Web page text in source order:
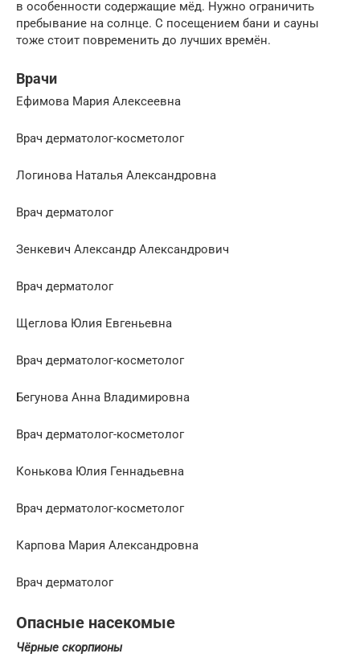
в особенности содержащие мёд. Нужно ограничить
пребывание на солнце. С посещением бани и сауны
тоже стоит повременить до лучших времён.
Врачи
Ефимова Мария Алексеевна
Врач дерматолог-косметолог
Логинова Наталья Александровна
Врач дерматолог
Зенкевич Александр Александрович
Врач дерматолог
Щеглова Юлия Евгеньевна
Врач дерматолог-косметолог
Бегунова Анна Владимировна
Врач дерматолог-косметолог
Конькова Юлия Геннадьевна
Врач дерматолог-косметолог
Карпова Мария Александровна
Врач дерматолог
Опасные насекомые
Чёрные скорпионы